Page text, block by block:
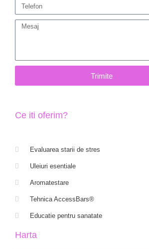
Trimite
Ce iti oferim?
Evaluarea starii de stres
Uleiuri esentiale
Aromatestare
Tehnica AccessBars®
Educatie pentru sanatate
Harta